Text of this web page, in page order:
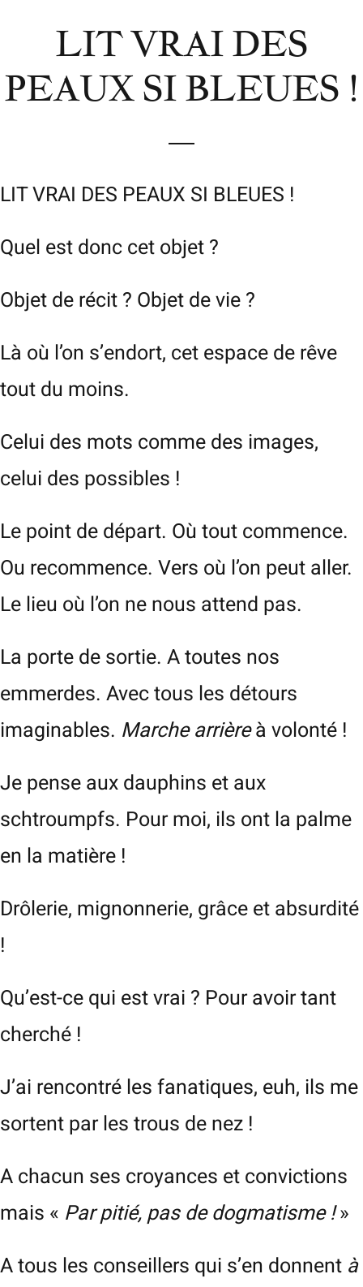
LIT VRAI DES
PEAUX SI BLEUES !
LIT VRAI DES PEAUX SI BLEUES !
Quel est donc cet objet ?
Objet de récit ? Objet de vie ?
Là où l’on s’endort, cet espace de rêve
tout du moins.
Celui des mots comme des images,
celui des possibles !
Le point de départ. Où tout commence.
Ou recommence. Vers où l’on peut aller.
Le lieu où l’on ne nous attend pas.
La porte de sortie. A toutes nos
emmerdes. Avec tous les détours
imaginables. Marche arrièreà volonté !
Je pense aux dauphins et aux
schtroumpfs. Pour moi, ils ont la palme
en la matière !
Drôlerie, mignonnerie, grâce et absurdité
!
Qu’est-ce qui est vrai ? Pour avoir tant
cherché !
J’ai rencontré les fanatiques, euh, ils me
sortent par les trous de nez !
A chacun ses croyances et convictions
mais « Par pitié, pas de dogmatisme !»
A tous les conseillers qui s’en donnent à